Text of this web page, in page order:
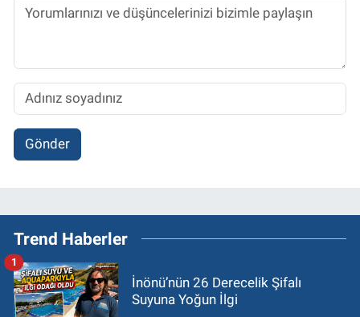
Gönder
Trend Haberler
İnönü’nün 26 Derecelik Şifalı
Suyuna Yoğun İlgi
1